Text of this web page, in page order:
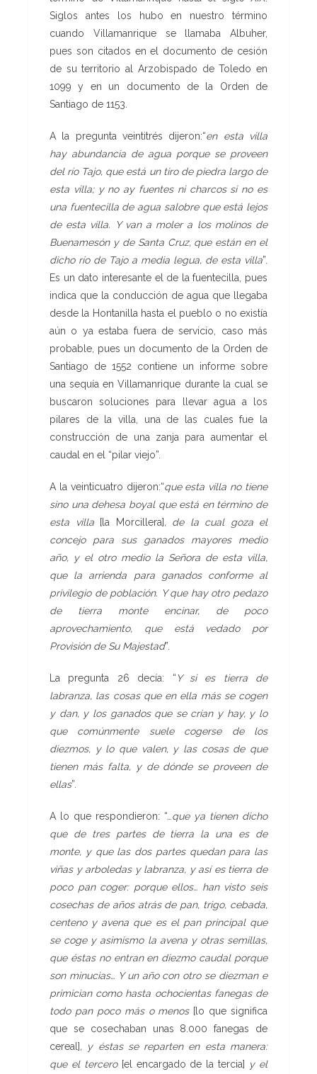
Siglos antes los hubo en nuestro término
cuando Villamanrique se llamaba Albuher,
pues son citados en el documento de cesión
de su territorio al Arzobispado de Toledo en
1099 y en un documento de la Orden de
Santiago de 1153.
A la pregunta veintitrés dijeron:“en esta villa
hay abundancia de agua porque se proveen
del río Tajo, que está un tiro de piedra largo de
esta villa; y no ay fuentes ni charcos si no es
una fuentecilla de agua salobre que está lejos
de esta villa. Y van a moler a los molinos de
Buenamesón y de Santa Cruz, que están en el
dicho río de Tajo a media legua, de esta villa”.
Es un dato interesante el de la fuentecilla, pues
indica que la conducción de agua que llegaba
desde la Hontanilla hasta el pueblo o no existía
aún o ya estaba fuera de servicio, caso más
probable, pues un documento de la Orden de
Santiago de 1552 contiene un informe sobre
una sequía en Villamanrique durante la cual se
buscaron soluciones para llevar agua a los
pilares de la villa, una de las cuales fue la
construcción de una zanja para aumentar el
caudal en el “pilar viejo”.
A la veinticuatro dijeron:“que esta villa no tiene
sino una dehesa boyal que está en término de
esta villa[la Morcillera], de la cual goza el
concejo para sus ganados mayores medio
año, y el otro medio la Señora de esta villa,
que la arrienda para ganados conforme al
privilegio de población. Y que hay otro pedazo
de tierra monte encinar, de poco
aprovechamiento, que está vedado por
Provisión de Su Majestad”.
La pregunta 26 decía: “ Y si es tierra de
labranza, las cosas que en ella más se cogen
y dan, y los ganados que se crían y hay, y lo
que comúnmente suele cogerse de los
diezmos, y lo que valen, y las cosas de que
tienen más falta, y de dónde se proveen de
ellas”.
A lo que respondieron: “… que ya tienen dicho
que de tres partes de tierra la una es de
monte, y que las dos partes quedan para las
viñas y arboledas y labranza, y así es tierra de
poco pan coger: porque ellos… han visto seis
cosechas de años atrás de pan, trigo, cebada,
centeno y avena que es el pan principal que
se coge y asimismo la avena y otras semillas,
que éstas no entran en diezmo caudal porque
son minucias… Y un año con otro se diezman e
primician como hasta ochocientas fanegas de
todo pan poco más o menos[lo que significa
que se cosechaban unas 8.000 fanegas de
cereal], y éstas se reparten en esta manera:
que el tercero [el encargado de la tercia]
y el